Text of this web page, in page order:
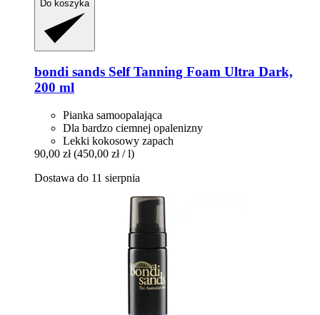
Do koszyka
bondi sands Self Tanning Foam Ultra Dark,
200 ml
Pianka samoopalająca
Dla bardzo ciemnej opalenizny
Lekki kokosowy zapach
90,00 zł (450,00 zł / l)
Dostawa do 11 sierpnia